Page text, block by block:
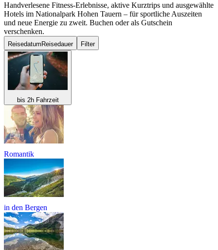
Handverlesene Fitness-Erlebnisse, aktive Kurztrips und ausgewählte
Hotels im Nationalpark Hohen Tauern – für sportliche Auszeiten
und neue Energie zu zweit. Buchen oder als Gutschein
verschenken.
Reisedatum Reisedauer Filter
bis 2h Fahrzeit
Romantik
in den Bergen